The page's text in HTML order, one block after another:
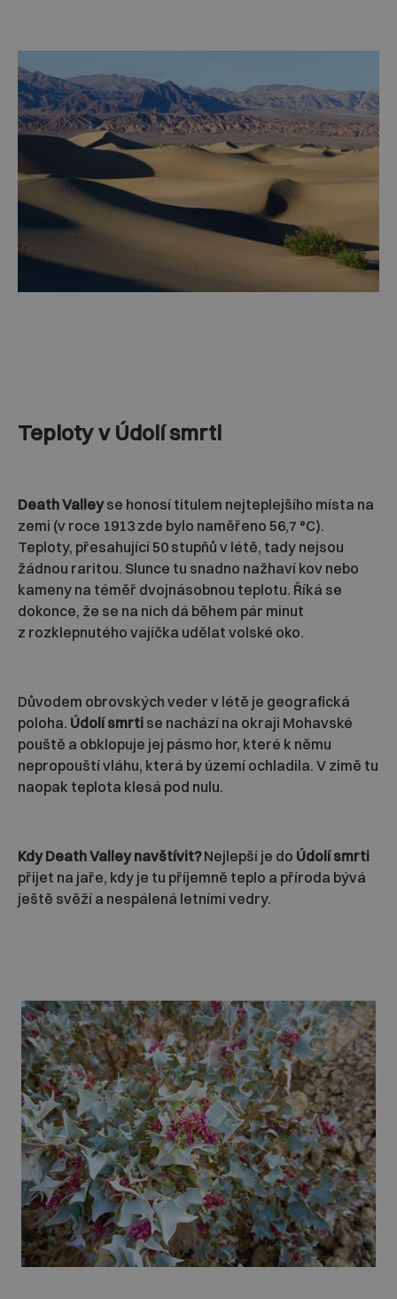
Teploty v Údolí smrti
Death Valleyse honosí titulem nejteplejšího místa na
zemi (v roce 1913 zde bylo naměřeno 56,7 °C).
Teploty, přesahující 50 stupňů v létě, tady nejsou
žádnou raritou. Slunce tu snadno nažhaví kov nebo
kameny na téměř dvojnásobnou teplotu. Říká se
dokonce, že se na nich dá během pár minut
z rozklepnutého vajíčka udělat volské oko.
Důvodem obrovských veder v létě je geografická
poloha. Údolí smrti se nachází na okraji Mohavské
pouště a obklopuje jej pásmo hor, které k němu
nepropouští vláhu, která by území ochladila. V zimě tu
naopak teplota klesá pod nulu.
Kdy Death Valley navštívit?Nejlepší je do Údolí smrti
přijet na jaře, kdy je tu příjemně teplo a příroda bývá
ještě svěží a nespálená letními vedry.